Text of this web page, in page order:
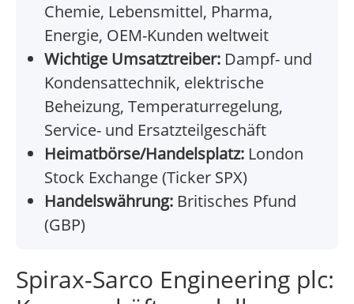
Chemie, Lebensmittel, Pharma,
Energie, OEM-Kunden weltweit
Wichtige Umsatztreiber: Dampf- und
Kondensattechnik, elektrische
Beheizung, Temperaturregelung,
Service- und Ersatzteilgeschäft
Heimatbörse/Handelsplatz: London
Stock Exchange (Ticker SPX)
Handelswährung: Britisches Pfund
(GBP)
Spirax-Sarco Engineering plc: